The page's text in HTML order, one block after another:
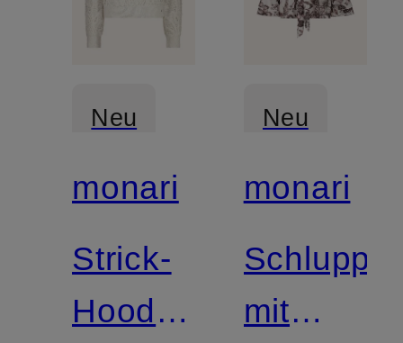
Neu
monari
Strick-
Hoodie
Neu
monari
mit